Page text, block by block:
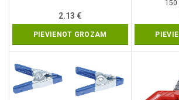
2.13€
PIEVIENOT GROZAM
150